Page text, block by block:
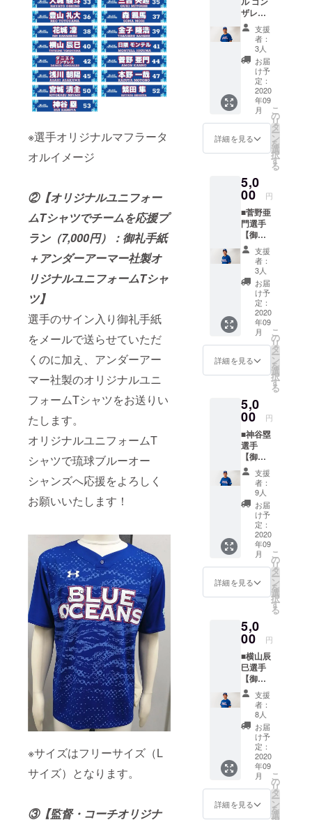
※選手オリジナルマフラータ
オルイメージ
②【オリジナルユニフォー
ムTシャツでチームを応援プ
ラン（7,000円）：御礼手紙
＋アンダーアーマー社製オ
リジナルユニフォームTシャ
ツ】
選手のサイン入り御礼手紙
をメールで送らせていただ
くのに加え、アンダーアー
マー社製のオリジナルユニ
フォームTシャツをお送りい
たします。
オリジナルユニフォームT
シャツで琉球ブルーオー
シャンズへ応援をよろしく
お願いいたします！
※サイズはフリーサイズ（L
サイズ）となります。
③【監督・コーチオリジナ
ラータ
オルの
デザイ
ンは変
更の可
能性も
ござい
ます。
オー
シャン
ズを応
援した
いとい
う方は
こちら
よりご
支援を
よろし
くお願
いいた
しま
お願い
いたし
ます。
※マフ
ラータ
オルの
デザイ
ンは変
更の可
能性も
ござい
ます。
繁田隼
選手の
オリジ
ナルマ
フラー
タオル
をお送
りいた
しま
す。 繁
田隼選
手のオ
リジナ
琉球ブ
ルー
オー
シャン
ズを応
援した
いとい
う方は
こちら
よりご
支援を
よろし
くお願
いいた
しま
す。 以
下、ご
ます。
※マフ
ラータ
オルの
デザイ
ンは変
更の可
能性も
ござい
ます。
ザレス
選手
【御礼
手紙＋
ダニエ
ル ゴン
ザレス
選手オ
リジナ
ルマフ
ラータ
オル】
ダニエ
ル ゴン
選手の
サイン
入り御
礼手紙
をメー
ルで送
らせて
いただ
くのに
加え、
ダニエ
ル ゴン
ザレス
選手の
オリジ
ナルマ
フラー
しま
す。 ダ
ニエル
ゴンザ
レス選
手のオ
リジナ
ルマフ
ラータ
オルで
琉球ブ
ルー
オー
シャン
ズを応
援した
いとい
支援を
よろし
くお願
いいた
しま
す。 以
下、ご
了承を
お願い
いたし
ます。
※マフ
ラータ
オルの
デザイ
更の可
能性も
支援
者：
3人
お届
け予
定：
2020
年09
月
詳細を見る
こ
の
リ
タ
ー
ン
を
選
択
す
る
5,0
00 円
■菅野亜
門選手
【御礼
手紙＋
菅野亜
門選手
オリジ
ナルマ
フラー
タオ
ル】 菅
野亜門
選手の
サイン
入り御
礼手紙
ルで送
らせて
いただ
くのに
加え、
菅野亜
門選手
のオリ
ジナル
マフ
ラータ
オルを
お送り
いたし
ます。
菅野亜
門選手
ラータ
オルで
琉球ブ
ルー
オー
シャン
ズを応
援した
いとい
う方は
こちら
よりご
支援を
よろし
くお願
いいた
しま
支援
者：
3人
お届
け予
定：
2020
年09
月
詳細を見る
こ
の
リ
タ
ー
ン
を
選
択
す
る
5,0
00 円
■神谷塁
選手
【御礼
手紙＋
神谷塁
選手オ
リジナ
ルマフ
ラータ
オル】
神谷塁
選手の
サイン
入り御
礼手紙
をメー
らせて
いただ
くのに
加え、
神谷塁
選手の
オリジ
ナルマ
フラー
タオル
をお送
りいた
しま
す。 神
谷塁選
手のオ
リジナ
支援
者：
9人
お届
け予
定：
2020
年09
月
詳細を見る
こ
の
リ
タ
ー
ン
を
選
択
す
る
5,0
00 円
■横山辰
巳選手
【御礼
手紙＋
横山辰
巳選手
オリジ
ナルマ
フラー
タオ
ル】 横
山辰巳
選手の
サイン
入り御
支援
者：
8人
お届
け予
定：
2020
年09
月
詳細を見る
こ
の
リ
タ
ー
ン
を
選